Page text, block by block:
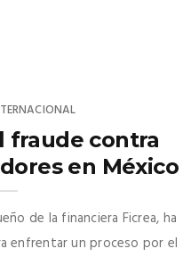
fraude contra
en México
de la financiera Ficrea, ha
enfrentar un proceso por el